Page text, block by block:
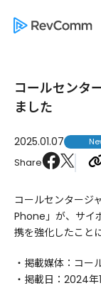
コールセンタ
ました
2025.01.07
Share
コールセンタージ
Phone」が、サイ
携を強化したこと
・掲載媒体：コー
・掲載日：2024年